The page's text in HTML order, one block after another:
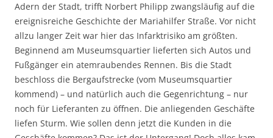
Adern der Stadt, trifft Norbert Philipp zwangsläufig auf die
ereignisreiche Geschichte der Mariahilfer Straße. Vor nicht
allzu langer Zeit war hier das Infarktrisiko am größten.
Beginnend am Museumsquartier lieferten sich Autos und
Fußgänger ein atemraubendes Rennen. Bis die Stadt
beschloss die Bergaufstrecke (vom Museumsquartier
kommend) – und natürlich auch die Gegenrichtung – nur
noch für Lieferanten zu öffnen. Die anliegenden Geschäfte
liefen Sturm. Wie sollen denn jetzt die Kunden in die